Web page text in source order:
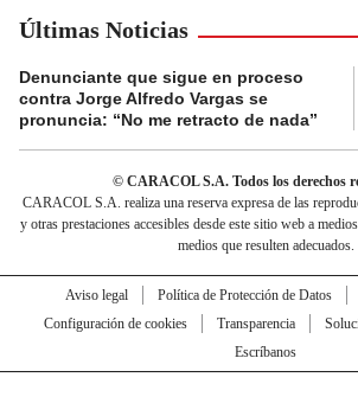
Últimas Noticias
Denunciante que sigue en proceso
contra Jorge Alfredo Vargas se
pronuncia: “No me retracto de nada”
© CARACOL S.A. Todos los derechos
CARACOL S.A. realiza una reserva expresa de las
y otras prestaciones accesibles desde este sitio web a
medios que resulten adecuados.
Aviso legal Política de Protección de Datos
Configuración de cookies
Transparencia
Escríbanos